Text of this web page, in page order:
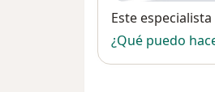
Disponibilidad
Este
¿Qué puedo